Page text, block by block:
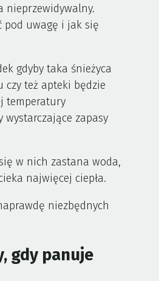
nieprzewidywalny.
pod uwagę i jak się
gdyby taka śnieżyca
czy też apteki będzie
temperatury
wystarczające zapasy
w nich zastana woda,
najwięcej ciepła.
niezbędnych
gdy panuje